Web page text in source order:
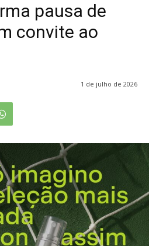
pausa de
convite ao
1 de julho de 2026